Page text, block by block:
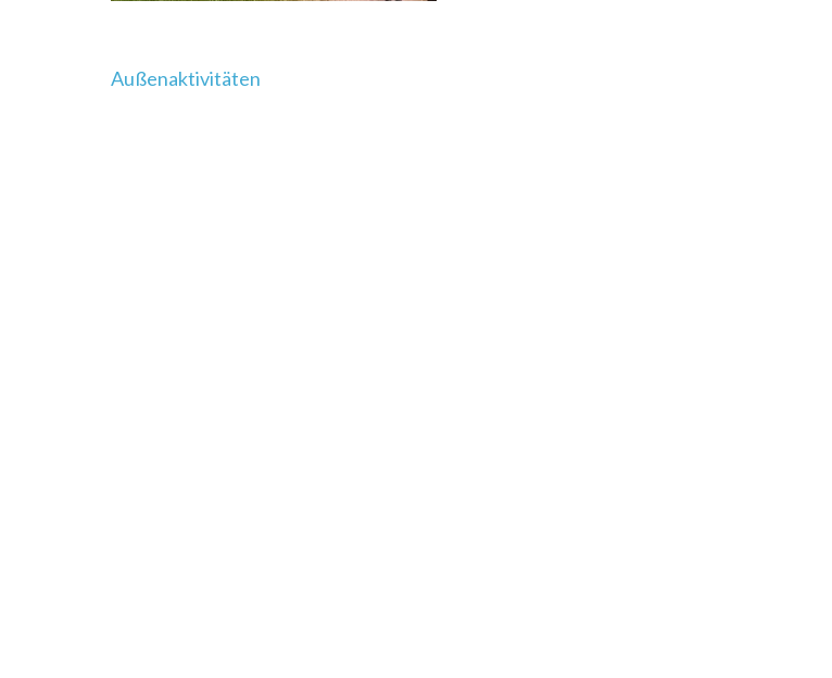
Beitragsnavigation
Außenaktivitäten